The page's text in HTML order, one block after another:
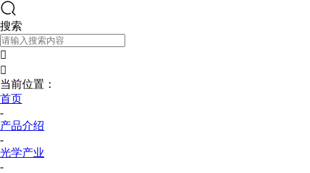
搜索


当前位置：
首页
-
产品介绍
-
光学产业
-